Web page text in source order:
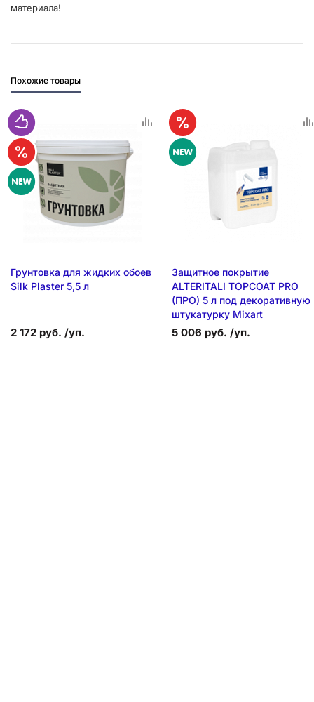
материала!
Похожие товары
Грунтовка для жидких обоев
Silk Plaster 5,5 л
2 172 руб. /уп.
Защитное покрытие
ALTERITALI TOPCOAT PRO
(ПРО) 5 л под декоративную
штукатурку Mixart
5 006 руб. /уп.